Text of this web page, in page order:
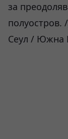
за
полуостров.
Сеул / Южна